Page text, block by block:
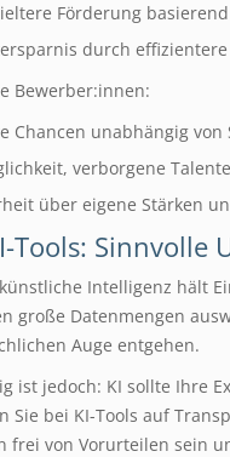
Förderung
durch effizientere
Bewerber:innen:
Chancen unabhängig
verborgene
über eigene Stärken
Tools: Sinnvolle
Intelligenz hält
große Datenmengen
Auge entgehen.
ist jedoch: KI sollte Ihre
Sie bei KI-Tools auf
frei von Vorurteilen sein